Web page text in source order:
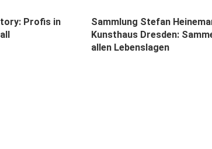
Profis in
Sammlung Stefan
Kunsthaus Dresden:
allen Lebenslagen